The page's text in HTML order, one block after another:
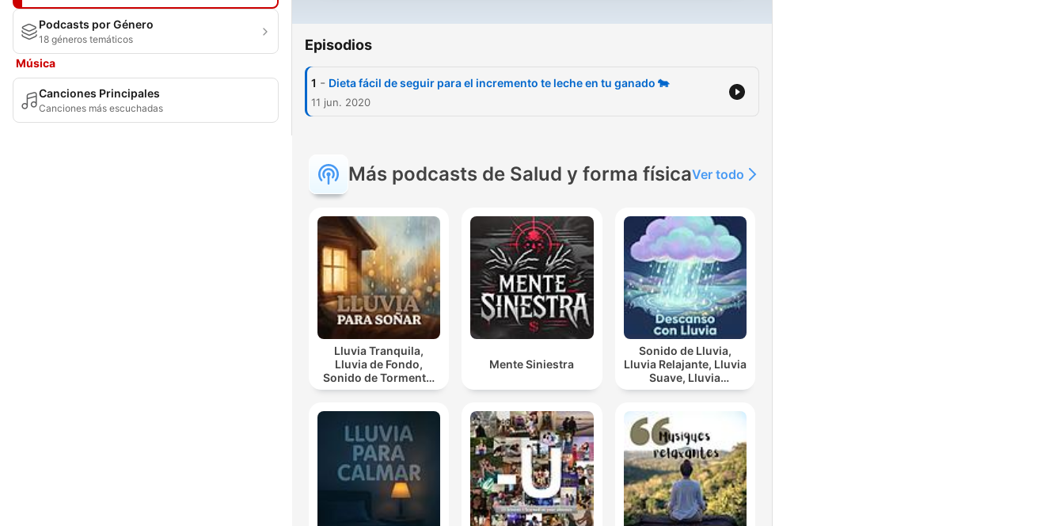
Podcasts por Género
18 géneros temáticos
Música
Canciones Principales
Canciones más escuchadas
Episodios
1 - Dieta fácil de seguir para el incremento te leche en tu ganado 🐄
11 jun. 2020
Más podcasts de Salud y forma físicaVer todo
Lluvia Tranquila,
Lluvia de Fondo,
Sonido de Tormenta,
Día Lluvioso, Lluvia
Mente Siniestra
Sonido de Lluvia,
Lluvia Relajante, Lluvia
Suave, Lluvia
Nocturna, Descanso